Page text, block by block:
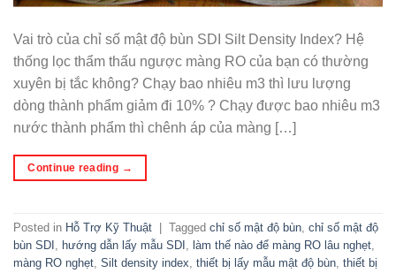
Vai trò của chỉ số mật độ bùn SDI Silt Density Index? Hệ
thống lọc thẩm thấu ngược màng RO của bạn có thường
xuyên bị tắc không? Chạy bao nhiêu m3 thì lưu lượng
dòng thành phẩm giảm đi 10% ? Chạy được bao nhiêu m3
nước thành phẩm thì chênh áp của màng […]
Continue reading →
Posted in Hỗ Trợ Kỹ Thuật Tagged chỉ số mật độ bùn, chỉ số mật độ
bùn SDI , hướng dẫn lấy mẫu SDI , làm thế nào để màng RO lâu nghẹt,
màng RO nghẹt, Silt density index, thiết bị lấy mẫu mật độ bùn, thiết bị